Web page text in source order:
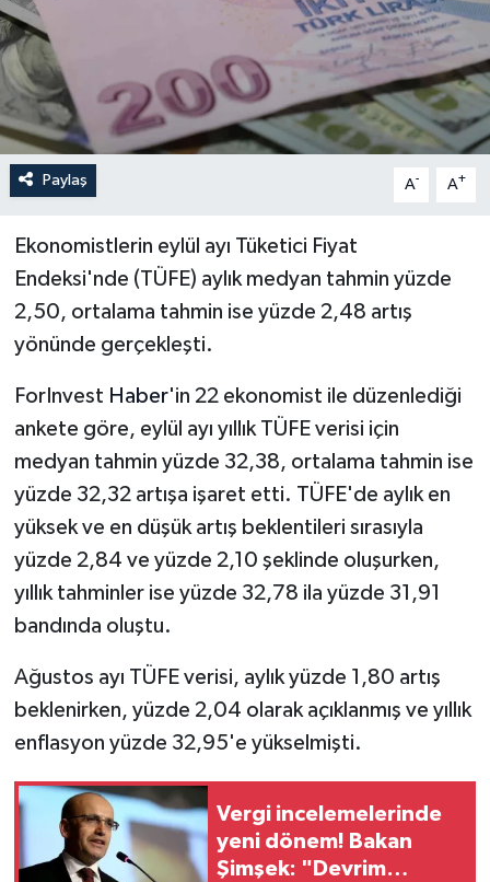
Paylaş A- A+
Ekonomistlerin eylül ayı Tüketici Fiyat
Endeksi'nde (TÜFE) aylık medyan tahmin yüzde
2,50, ortalama tahmin ise yüzde 2,48 artış
yönünde gerçekleşti.
ForInvest Haber'in 22 ekonomist ile düzenlediği
ankete göre, eylül ayı yıllık TÜFE verisi için
medyan tahmin yüzde 32,38, ortalama tahmin ise
yüzde 32,32 artışa işaret etti. TÜFE'de aylık en
yüksek ve en düşük artış beklentileri sırasıyla
yüzde 2,84 ve yüzde 2,10 şeklinde oluşurken,
yıllık tahminler ise yüzde 32,78 ila yüzde 31,91
bandında oluştu.
Ağustos ayı TÜFE verisi, aylık yüzde 1,80 artış
beklenirken, yüzde 2,04 olarak açıklanmış ve yıllık
enflasyon yüzde 32,95'e yükselmişti.
Vergi incelemelerinde
yeni dönem! Bakan
Şimşek: "Devrim
OTOPARK
TEKNOLOJİ